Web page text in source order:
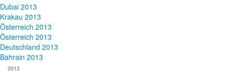
Dubai 2013
Krakau 2013
Österreich 2013
Österreich 2013
Deutschland 2013
Bahrain 2013
2012